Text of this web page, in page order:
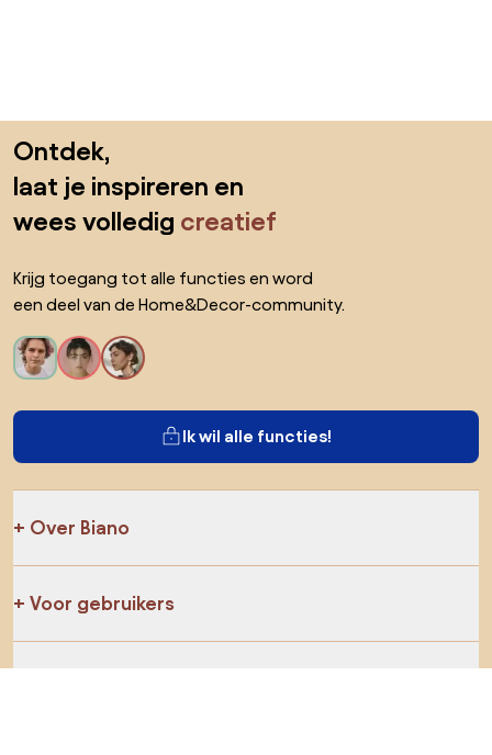
Ontdek,
laat je inspireren en
wees volledig creatief
Krijg toegang tot alle functies en word
een deel van de Home&Decor-community.
Ik wil alle functies!
Over Biano
Voor gebruikers